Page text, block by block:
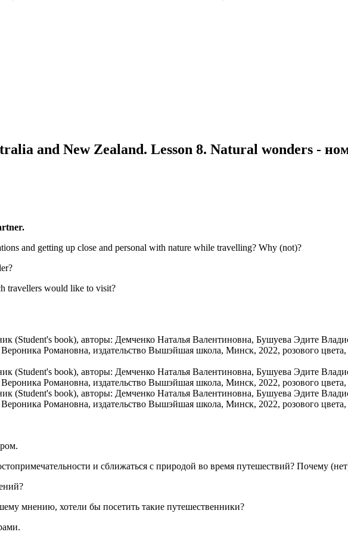
and New Zealand. Lesson 8. Natural wonders -
and getting up close and personal with nature while travelling? Why (not)?
travellers would like to visit?
и сближаться с природой во время путешествий? Почему
мнению, хотели бы посетить такие путешественники?